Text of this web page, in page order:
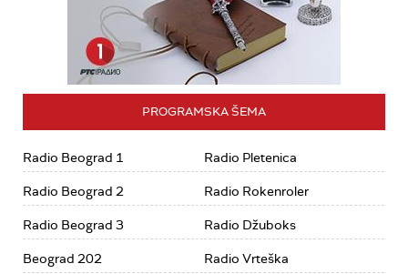
PROGRAMSKA ŠEMA
Radio Beograd 1
Radio Beograd 2
Radio Beograd 3
Beograd 202
Radio Pletenica
Radio Rokenroler
Radio Džuboks
Radio Vrteška